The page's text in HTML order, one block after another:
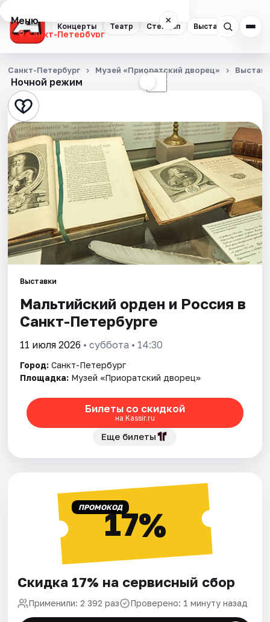
Концерты Театр Стендап Выставки
Меню ×
Санкт-Петербург
Концерты
Театр
Стендап
Выставки
Квесты
Экскурсии
Спорт
События
Города
Площадки
Рейтинги
Ночной режим ☾
Санкт-Петербург Музей «Приоратский дворец»
Выставки
Мальтийский орден и Россия в
Санкт-Петербурге
11 июля 2026 • суббота • 14:30
Город: Санкт-Петербург
Площадка: Музей «Приоратский дворец»
Билеты со скидкой
на Kassir.ru
Еще билеты
ПРОМОКОД17%
Скидка 17% на сервисный сбор
Применили: 2 392 раз Проверено: 1 минуту назад